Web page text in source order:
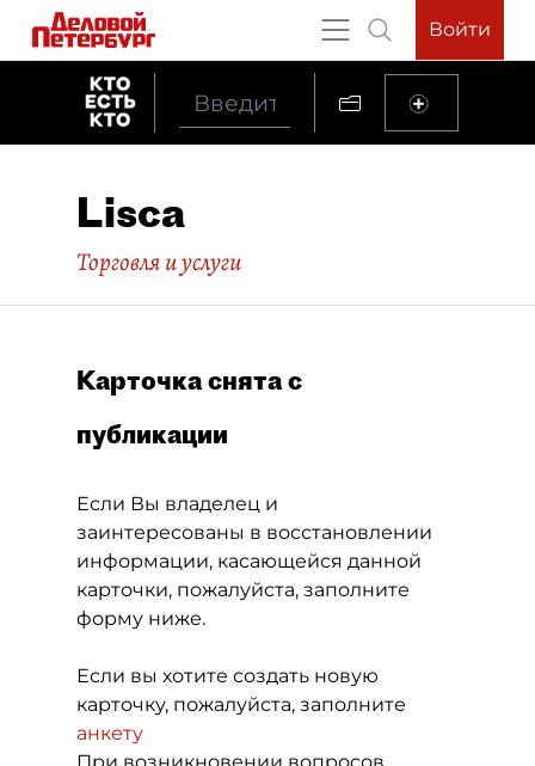
Войти
Lisca
Торговля и услуги
Карточка снята с
публикации
Если Вы владелец и
заинтересованы в восстановлении
информации, касающейся данной
карточки, пожалуйста, заполните
форму ниже.
Если вы хотите создать новую
карточку, пожалуйста, заполните
анкету